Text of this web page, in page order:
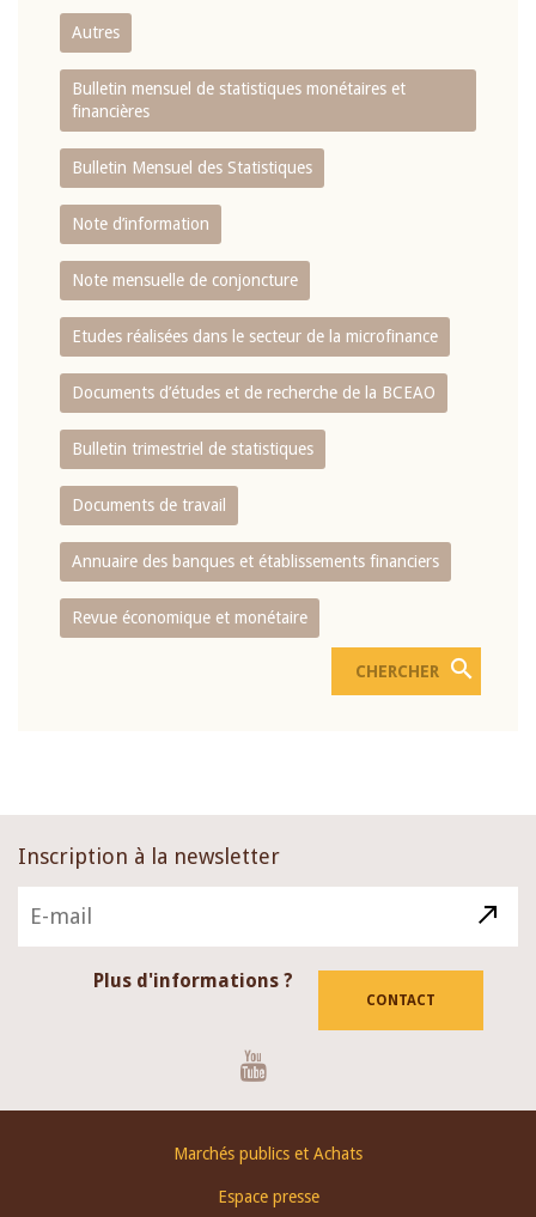
Autres
Bulletin mensuel de statistiques monétaires et
financières
Bulletin Mensuel des Statistiques
Note d’information
Note mensuelle de conjoncture
Etudes réalisées dans le secteur de la microfinance
Documents d’études et de recherche de la BCEAO
Bulletin trimestriel de statistiques
Documents de travail
Annuaire des banques et établissements financiers
Revue économique et monétaire
Inscription à la newsletter
Plus d'informations ?
CONTACT
Marchés publics et Achats
Espace presse